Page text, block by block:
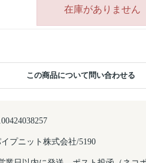
プニット株式会社/5190
在庫がありません
この商品について問い合わせる